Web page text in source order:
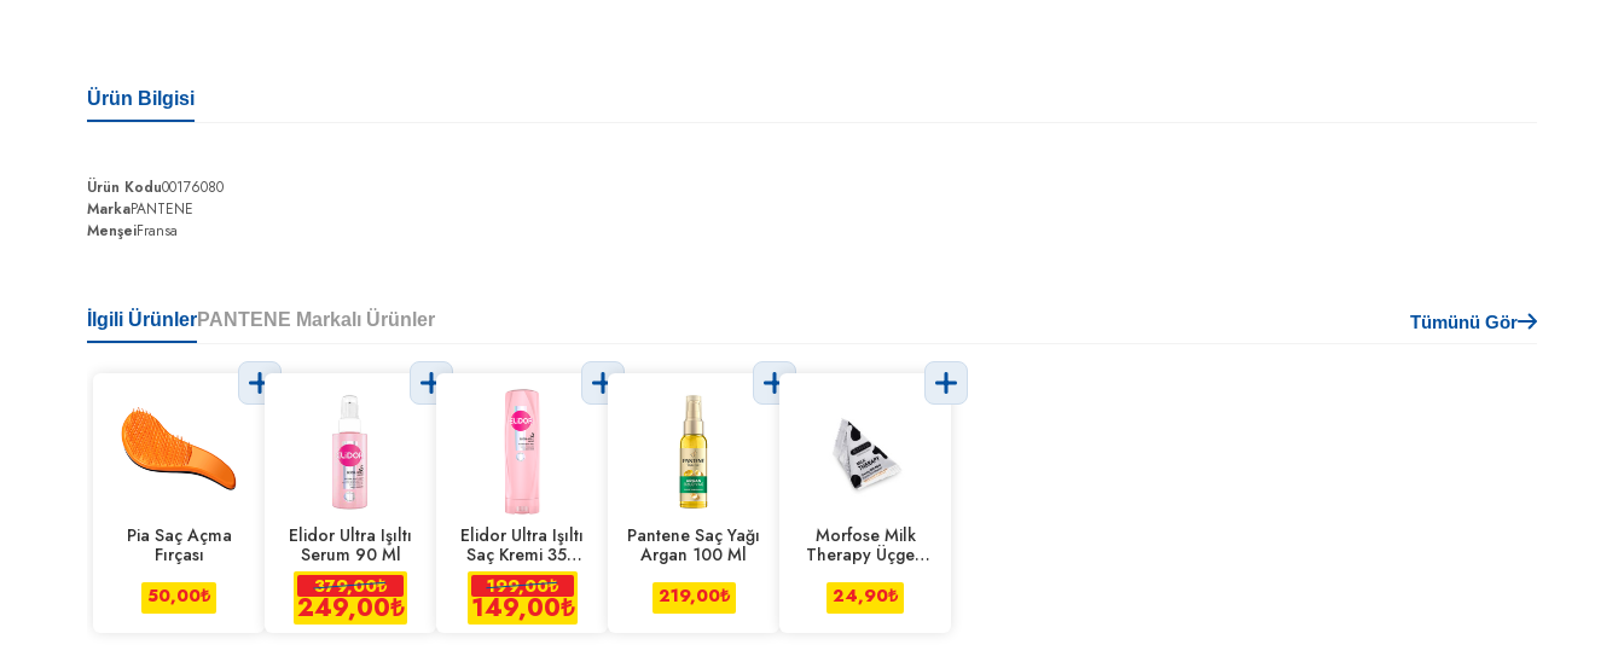
Ürün Bilgisi
Ürün Kodu00176080
MarkaPANTENE
MenşeiFransa
İlgili ÜrünlerPANTENE Markalı Ürünler Tümünü Gör
Pia Saç Açma
Fırçası
50,00₺
Elidor Ultra Işıltı
Serum 90 Ml
379,00₺
249,00₺
Elidor Ultra Işıltı
Saç Kremi 350
Ml
199,00₺
149,00₺
Pantene Saç Yağı
Argan 100 Ml
219,00₺
Morfose Milk
Therapy Üçgen
24,90₺